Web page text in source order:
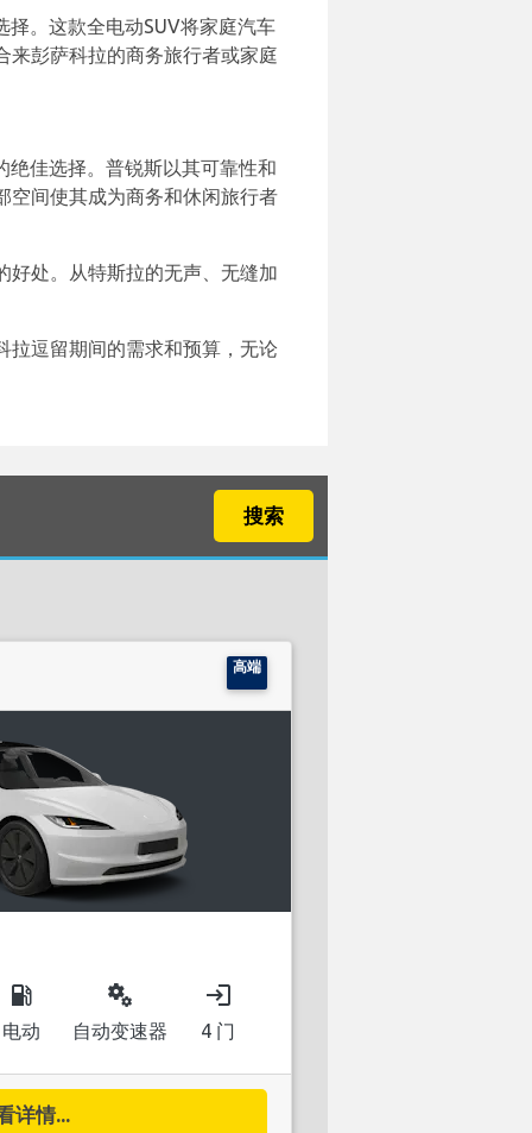
择。这款全电动SUV将家庭汽车
来彭萨科拉的商务旅行者或家庭
绝佳选择。普锐斯以其可靠性和
空间使其成为商务和休闲旅行者
好处。从特斯拉的无声、无缝加
拉逗留期间的需求和预算，无论
搜索
高端
local_gas_station
电动
miscellaneous_services
自动变速器
login
4 门
详情...